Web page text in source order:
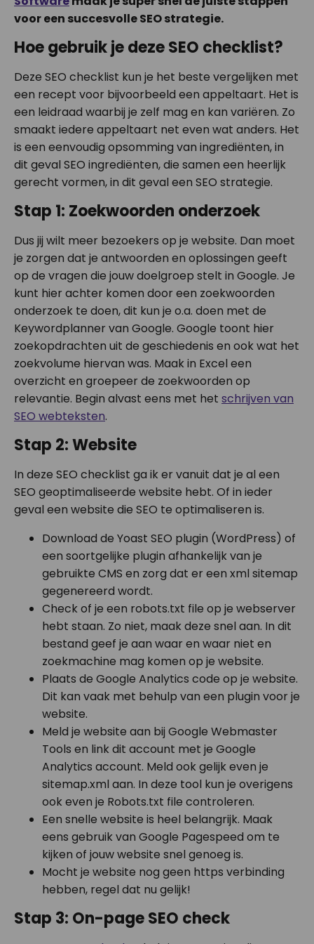
voor een succesvolle SEO strategie.
Hoe gebruik je deze SEO checklist?
Deze SEO checklist kun je het beste vergelijken met
een recept voor bijvoorbeeld een appeltaart. Het is
een leidraad waarbij je zelf mag en kan variëren. Zo
smaakt iedere appeltaart net even wat anders. Het
is een eenvoudig opsomming van ingrediënten, in
dit geval SEO ingrediënten, die samen een heerlijk
gerecht vormen, in dit geval een SEO strategie.
Stap 1: Zoekwoorden onderzoek
Dus jij wilt meer bezoekers op je website. Dan moet
je zorgen dat je antwoorden en oplossingen geeft
op de vragen die jouw doelgroep stelt in Google. Je
kunt hier achter komen door een zoekwoorden
onderzoek te doen, dit kun je o.a. doen met de
Keywordplanner van Google. Google toont hier
zoekopdrachten uit de geschiedenis en ook wat het
zoekvolume hiervan was. Maak in Excel een
overzicht en groepeer de zoekwoorden op
relevantie. Begin alvast eens met het schrijven van
SEO webteksten.
Stap 2: Website
In deze SEO checklist ga ik er vanuit dat je al een
SEO geoptimaliseerde website hebt. Of in ieder
geval een website die SEO te optimaliseren is.
Download de Yoast SEO plugin (WordPress) of
een soortgelijke plugin afhankelijk van je
gebruikte CMS en zorg dat er een xml sitemap
gegenereerd wordt.
Check of je een robots.txt file op je webserver
hebt staan. Zo niet, maak deze snel aan. In dit
bestand geef je aan waar en waar niet en
zoekmachine mag komen op je website.
Plaats de Google Analytics code op je website.
Dit kan vaak met behulp van een plugin voor je
website.
Meld je website aan bij Google Webmaster
Tools en link dit account met je Google
Analytics account. Meld ook gelijk even je
sitemap.xml aan. In deze tool kun je overigens
ook even je Robots.txt file controleren.
Een snelle website is heel belangrijk. Maak
eens gebruik van Google Pagespeed om te
kijken of jouw website snel genoeg is.
Mocht je website nog geen https verbinding
hebben, regel dat nu gelijk!
Stap 3: On-page SEO check